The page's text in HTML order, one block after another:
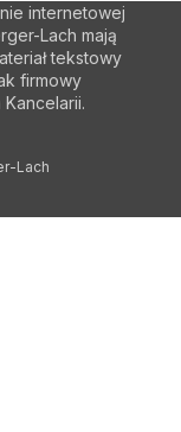
internetowej
Lach mają
tekstowy
firmowy
Lach